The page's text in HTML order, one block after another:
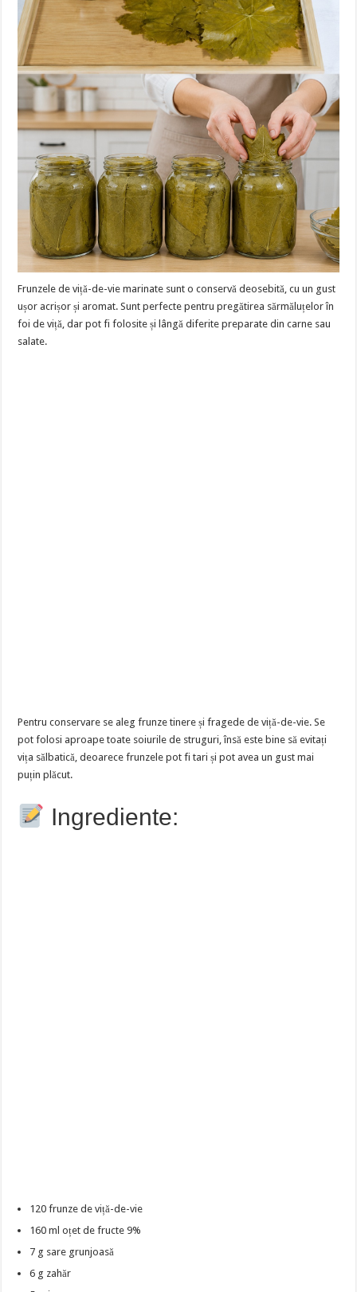
Frunzele de viță-de-vie marinate sunt o conservă deosebită, cu un gust
ușor acrișor și aromat. Sunt perfecte pentru pregătirea sărmăluțelor în
foi de viță, dar pot fi folosite și lângă diferite preparate din carne sau
salate.
Pentru conservare se aleg frunze tinere și fragede de viță-de-vie. Se
pot folosi aproape toate soiurile de struguri, însă este bine să evitați
vița sălbatică, deoarece frunzele pot fi tari și pot avea un gust mai
puțin plăcut.
Ingrediente:
120 frunze de viță-de-vie
160 ml oțet de fructe 9%
7 g sare grunjoasă
6 g zahăr